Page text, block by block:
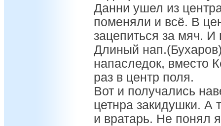
Данни ушел из
поменяли и всё. В
зацепиться за мяч. И
Длиный
напаследок, вместо
раз в центр поля.
Вот и получались
цетнра закидушки. А
и вратарь. Не понял